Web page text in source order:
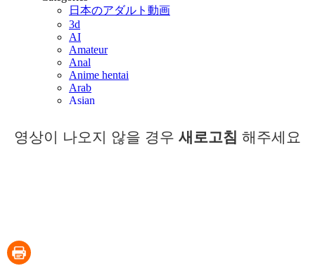
영상이 나오지 않을 경우 새로고침 해주세요